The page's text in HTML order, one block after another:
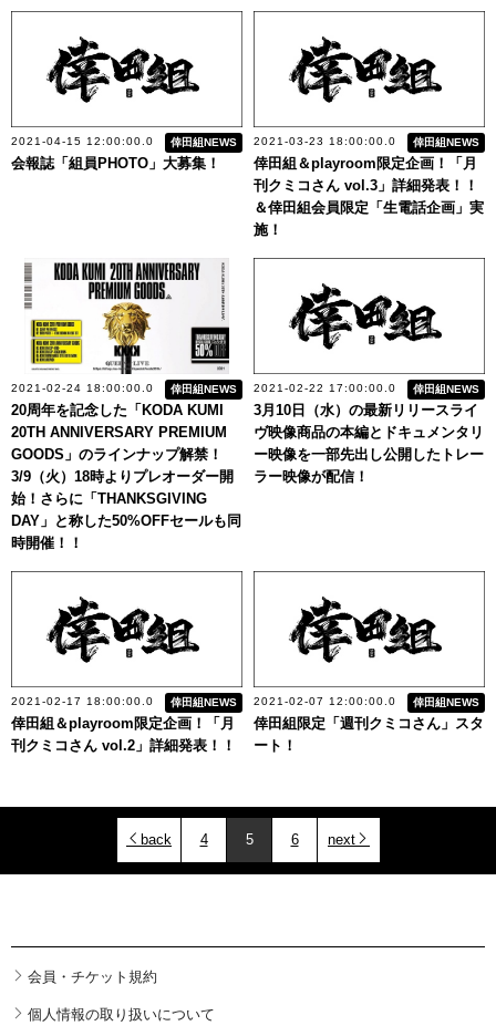
2021-04-15 12:00:00.0 倖田組NEWS
会報誌「組員PHOTO」大募集！
2021-03-23 18:00:00.0 倖田組NEWS
倖田組＆playroom限定企画！「月
刊クミコさん vol.3」詳細発表！！
＆倖田組会員限定「生電話企画」実
施！
2021-02-24 18:00:00.0 倖田組NEWS
20周年を記念した「KODA KUMI
20TH ANNIVERSARY PREMIUM
GOODS」のラインナップ解禁！
3/9（火）18時よりプレオーダー開
始！さらに「THANKSGIVING
DAY」と称した50%OFFセールも同
時開催！！
2021-02-22 17:00:00.0 倖田組NEWS
3月10日（水）の最新リリースライ
ヴ映像商品の本編とドキュメンタリ
ー映像を一部先出し公開したトレー
ラー映像が配信！
2021-02-17 18:00:00.0 倖田組NEWS
倖田組＆playroom限定企画！「月
刊クミコさん vol.2」詳細発表！！
2021-02-07 12:00:00.0 倖田組NEWS
倖田組限定「週刊クミコさん」スタ
ート！
back 4 5 6 next
会員・チケット規約
個人情報の取り扱いについて